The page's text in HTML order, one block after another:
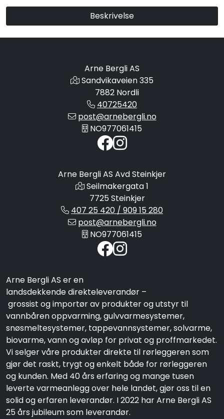
Beskrivelse
Arne Bergli AS
Sandvikaveien 335
7882 Nordli
40725420
post@arnebergli.no
NO977061415
Arne Bergli AS Avd Steinkjer
Seilmakergata 1
7725 Steinkjer
407 25 420 / 909 15 280
post@arnebergli.no
NO977061415
Arne Bergli AS er en
landsdekkende direkteleverandør –
grossist og importør av produkter og utstyr til
vannbåren oppvarming, gulvvarmesystemer,
snøsmeltesystemer, tappevannsystemer, solvarme,
biovarme, vann og avløp for privat og proffmarkedet.
Vi selger våre produkter direkte til rørleggeren som
gjør det raskt, trygt og enkelt både for rørleggeren
og kunden. Med 40 års erfaring og mange tusen
leverte varmeanlegg over hele landet, gjør oss til en
solid og erfaren leverandør. I 2022 har Arne Bergli AS
25 års jubileum som leverandør.